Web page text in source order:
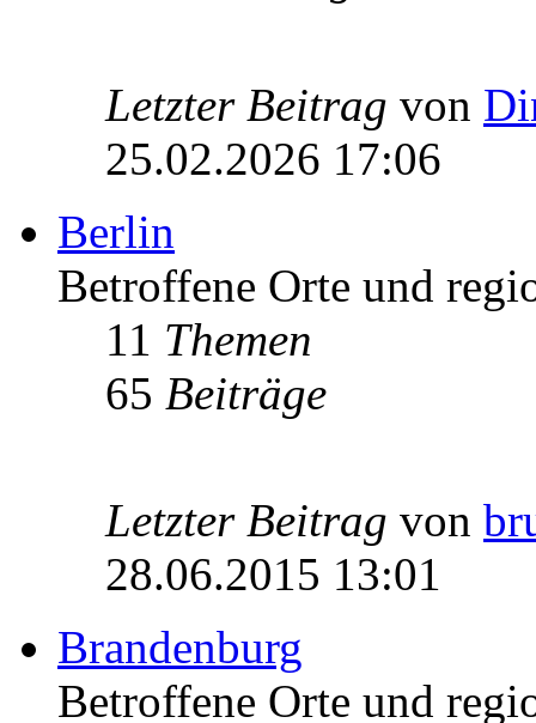
Letzter Beitrag von
25.02.2026 17:06
Berlin
Betroffene Orte und
11 Themen
65 Beiträge
Letzter Beitrag von
28.06.2015 13:01
Brandenburg
Betroffene Orte und